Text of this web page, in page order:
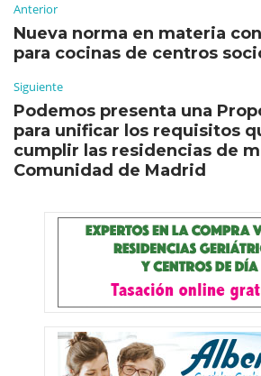
Anterior
Nueva norma en materia
para cocinas de centros
Siguiente
Podemos presenta una
para unificar los requisitos
cumplir las residencias de
Comunidad de Madrid